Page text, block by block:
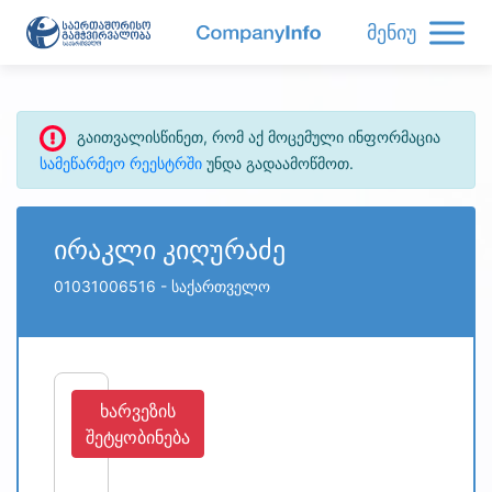
მენიუ
გაითვალისწინეთ, რომ აქ მოცემული ინფორმაცია
სამეწარმეო რეესტრში უნდა გადაამოწმოთ.
ირაკლი კიღურაძე
01031006516 - საქართველო
ხარვეზის
შეტყობინება